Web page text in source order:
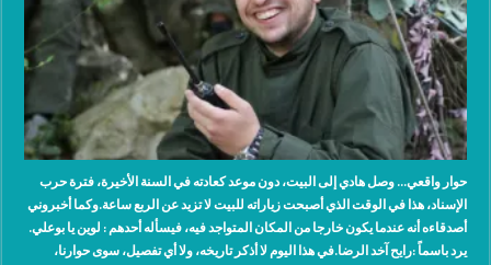
حوار واقعي… وصل هادي إلى البيت، دون موعد كعادته في السنة الأخيرة، فترة حرب
الإسناد، هذا في الوقت الذي أصبحت زياراته للبيت لا تزيد عن الربع ساعة.وكما أخبروني
أصدقاءه أنه عندما يكون خارجا من المكان المتواجد فيه، فيسأله أحدهم : لوين يا بوعلي.
يرد باسماً :رايح آخد الرضا.في هذا اليوم لا أذكر تاريخه، ولا أي تفصيل، سوى حوارنا،